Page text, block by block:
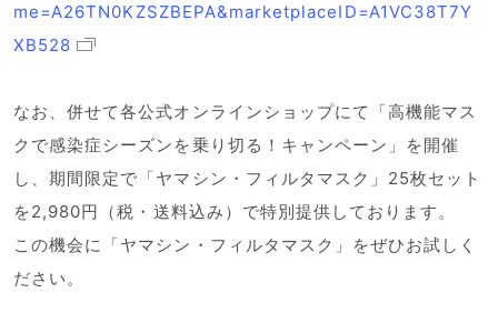
me=A26TN0KZSZBEPA&marketplaceID=A1VC38T7Y
XB528
なお、併せて各公式オンラインショップにて「高機能マス
クで感染症シーズンを乗り切る！キャンペーン」を開催
し、期間限定で「ヤマシン・フィルタマスク」25枚セット
を2,980円（税・送料込み）で特別提供しております。
この機会に「ヤマシン・フィルタマスク」をぜひお試しく
ださい。